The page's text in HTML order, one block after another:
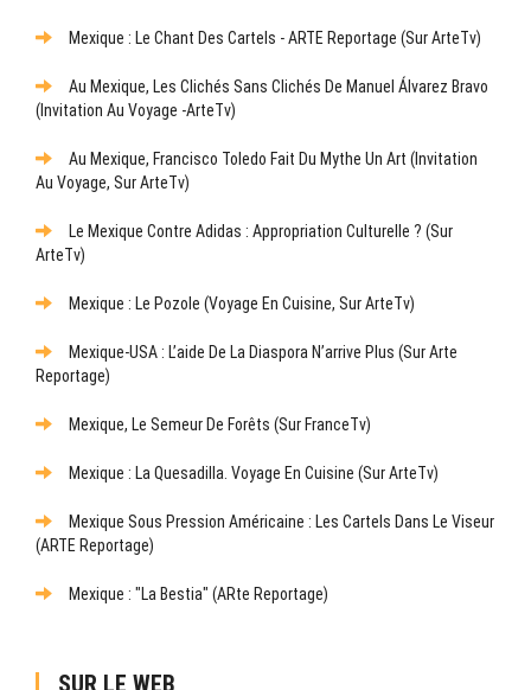
Mexique : Le Chant Des Cartels - ARTE Reportage (sur ArteTv)
Au Mexique, Les Clichés Sans Clichés De Manuel Álvarez Bravo
(Invitation Au Voyage -ArteTv)
Au Mexique, Francisco Toledo Fait Du Mythe Un Art (Invitation
Au Voyage, Sur ArteTv)
Le Mexique Contre Adidas : Appropriation Culturelle ? (sur
ArteTv)
Mexique : Le Pozole (Voyage En Cuisine, Sur ArteTv)
Mexique-USA : L’aide De La Diaspora N’arrive Plus (sur Arte
Reportage)
Mexique, Le Semeur De Forêts (sur FranceTv)
Mexique : La Quesadilla. Voyage En Cuisine (sur ArteTv)
Mexique Sous Pression Américaine : Les Cartels Dans Le Viseur
(ARTE Reportage)
Mexique : "La Bestia" (ARte Reportage)
SUR LE WEB